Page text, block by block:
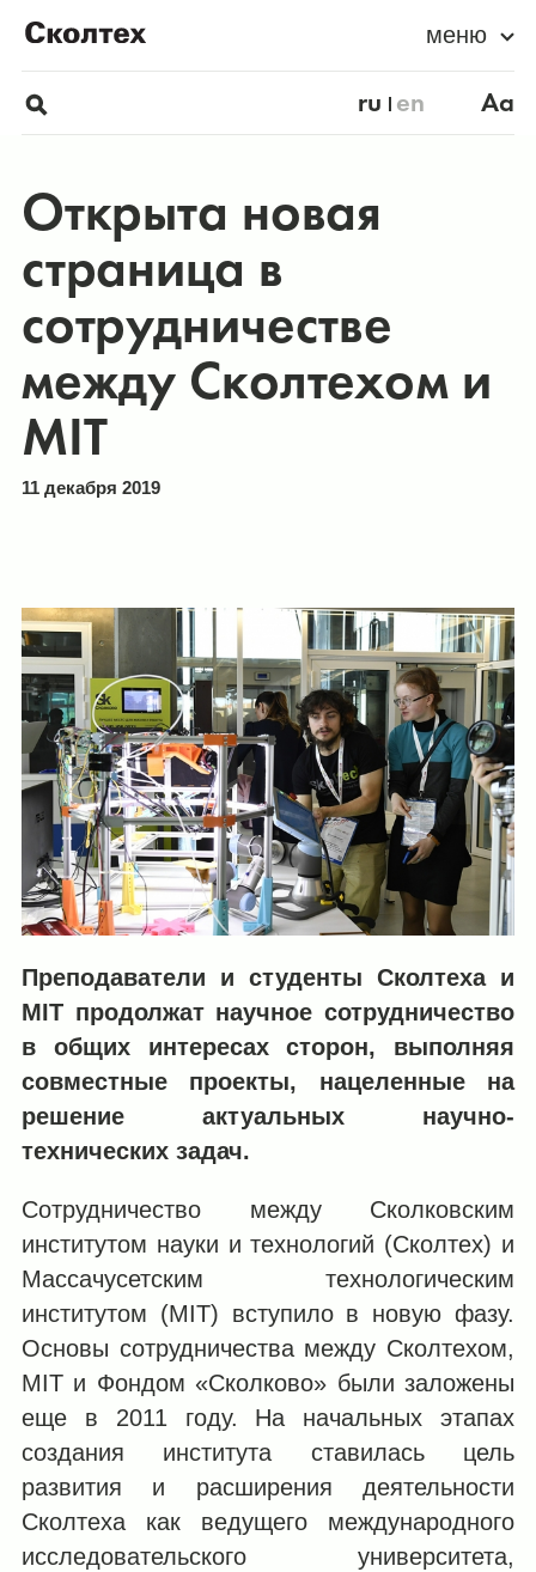
меню
ru en Aa
Открыта новая
страница в
сотрудничестве
между Сколтехом и
MIT
11 декабря 2019
Преподаватели и студенты Сколтеха и
MIT продолжат научное сотрудничество
в общих интересах сторон, выполняя
совместные проекты, нацеленные на
решение актуальных научно-
технических задач.
Сотрудничество между Сколковским
институтом науки и технологий (Сколтех) и
Массачусетским технологическим
институтом (MIT) вступило в новую фазу.
Основы сотрудничества между Сколтехом,
MIT и Фондом «Сколково» были заложены
еще в 2011 году. На начальных этапах
создания института ставилась цель
развития и расширения деятельности
Сколтеха как ведущего международного
исследовательского университета,